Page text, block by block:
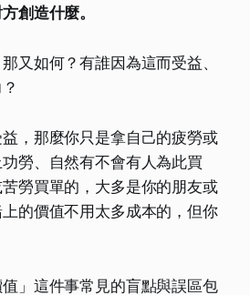
創造什麼。
又如何？有誰因為這而受益、
，那麼你只是拿自己的疲勞或
勞、自然有不會有人為此買
勞買單的，大多是你的朋友或
的價值不用太多成本的，但你
」這件事常見的盲點與誤區包